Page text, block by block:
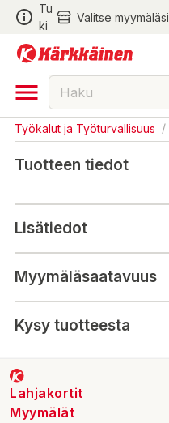
Tu
ki
Valitse myymäläsi
Työkalut ja Työturvallisuus /
Tuotteen tiedot
Lisätiedot
Myymäläsaatavuus
Kysy tuotteesta
Lahjakortit
Myymälät